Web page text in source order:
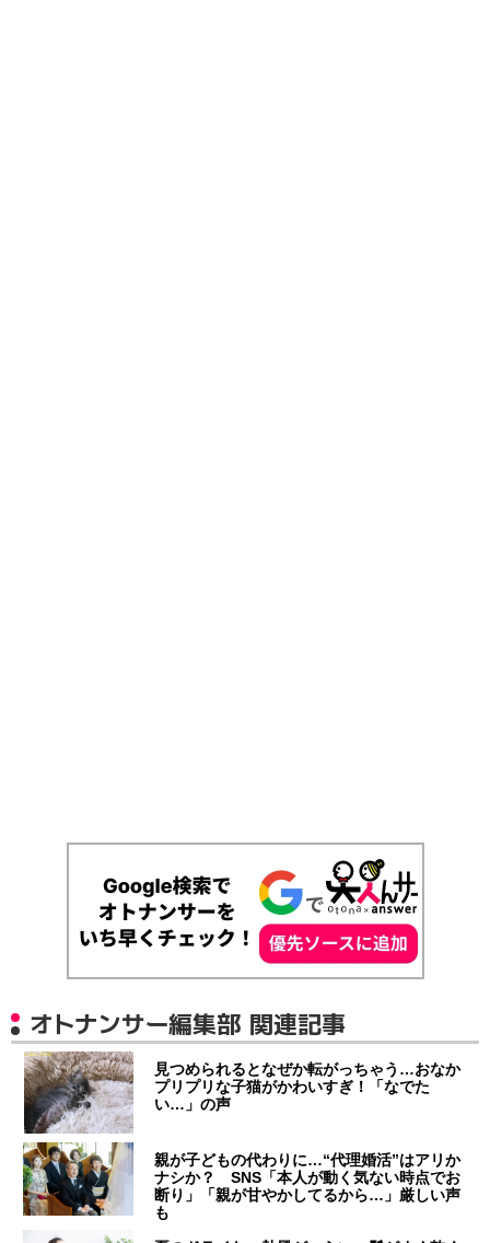
オトナンサー編集部 関連記事
見つめられるとなぜか転がっちゃう…おなか
プリプリな子猫がかわいすぎ！「なでた
い…」の声
親が子どもの代わりに…“代理婚活”はアリか
ナシか？ SNS「本人が動く気ない時点でお
断り」「親が甘やかしてるから…」厳しい声
も